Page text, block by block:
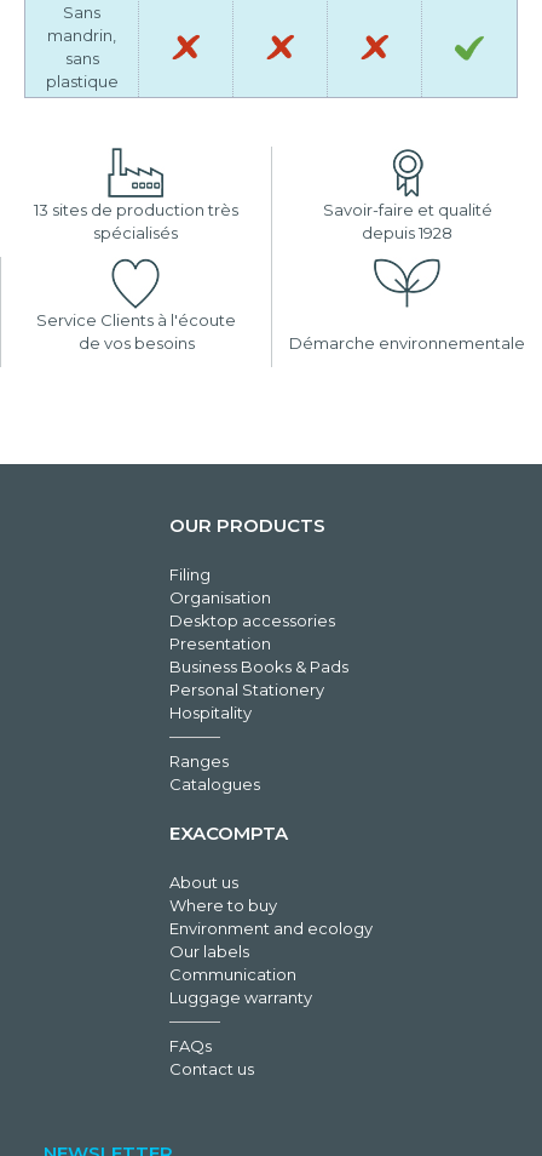
Sans
mandrin,
sans
plastique
13 sites de production très
spécialisés
Savoir-faire et qualité
depuis 1928
Service Clients à l'écoute
de vos besoins
Démarche environnementale
OUR PRODUCTS
Filing
Organisation
Desktop accessories
Presentation
Business Books & Pads
Personal Stationery
Hospitality
Ranges
Catalogues
EXACOMPTA
About us
Where to buy
Environment and ecology
Our labels
Communication
Luggage warranty
FAQs
Contact us